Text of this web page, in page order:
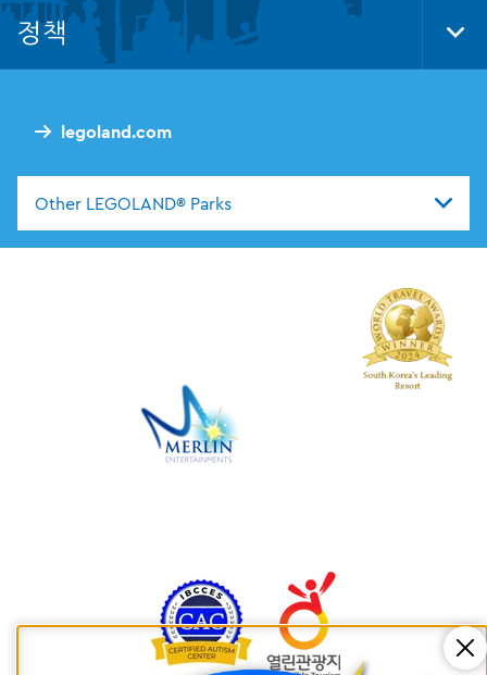
legoland.com
Other LEGOLAND® Parks
정책